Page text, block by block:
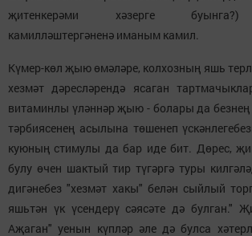
җитенкерәми хәзерге
камилләштергәненә иманым камил.
Күмер-көл җыю өмәләре, колхозның яшь
хезмәт дәресләрендә ясаган
витаминлы үләннәр җыю - болары да безнең
тәрбиясенең асылына төшенеп
куюның стимулы да бар иде бит. Дөрес,
булу өчен шактый тир түгәргә туры
дигәнебез "хезмәт хакы" белән сыйлый
яшьтән үк үсендерү сәясәте дә булган."
Аҗаган" уенын күпләр әле дә булса